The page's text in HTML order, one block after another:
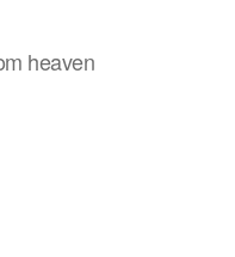
heaven